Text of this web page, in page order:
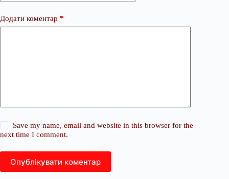
Додати коментар *
Save my name, email and website in this browser for the
next time I comment.
Опублікувати коментар